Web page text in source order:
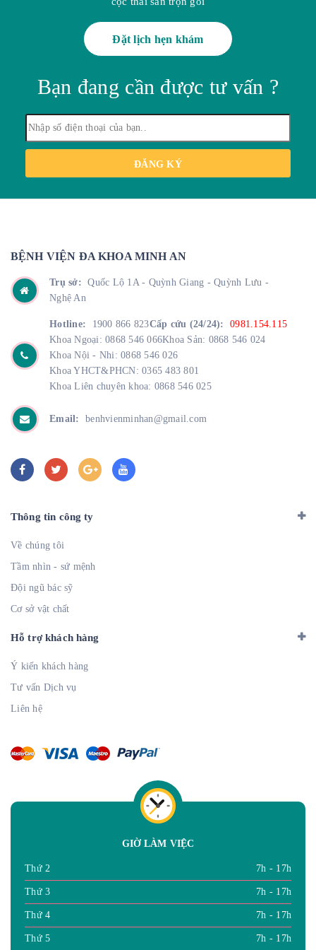
Đặt lịch hẹn khám
Bạn đang cần được tư vấn ?
ĐĂNG KÝ
BỆNH VIỆN ĐA KHOA MINH AN
Trụ sở:Quốc Lộ 1A - Quỳnh Giang - Quỳnh Lưu -
Nghệ An
Hotline: 1900 866 823Cấp cứu (24/24): 0981.154.115
Khoa Ngoại: 0868 546 066Khoa Sản: 0868 546 024
Khoa Nội - Nhi: 0868 546 026
Khoa YHCT&PHCN: 0365 483 801
Khoa Liên chuyên khoa: 0868 546 025
Email: benhvienminhan@gmail.com
Thông tin công ty
Về chúng tôi
Tầm nhìn - sứ mệnh
Đội ngũ bác sỹ
Cơ sở vật chất
Hỗ trợ khách hàng
Ý kiến khách hàng
Tư vấn Dịch vụ
Liên hệ
GIỜ LÀM VIỆC
Thứ 2 7h - 17h
Thứ 3 7h - 17h
Thứ 4 7h - 17h
Thứ 5 7h - 17h